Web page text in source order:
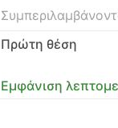
Πρώτη θέση
Εμφάνιση